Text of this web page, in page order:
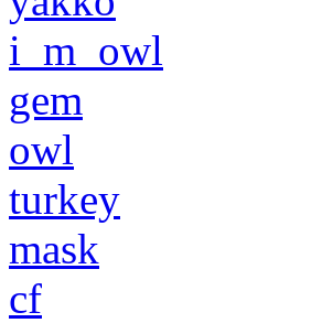
i_m_owl
gem
owl
turkey
mask
cf